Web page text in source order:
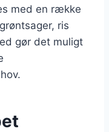
med en række
ris
gør det muligt